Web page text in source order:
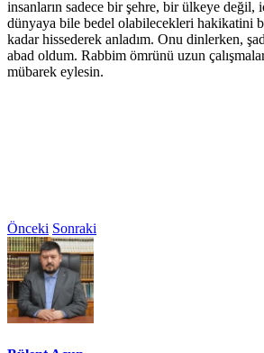
insanların sadece bir şehre, bir ülkeye değil,
dünyaya bile bedel olabilecekleri hakikatini
kadar hissederek anladım. Onu dinlerken,
abad oldum. Rabbim ömrünü uzun
mübarek eylesin.
Önceki Sonraki